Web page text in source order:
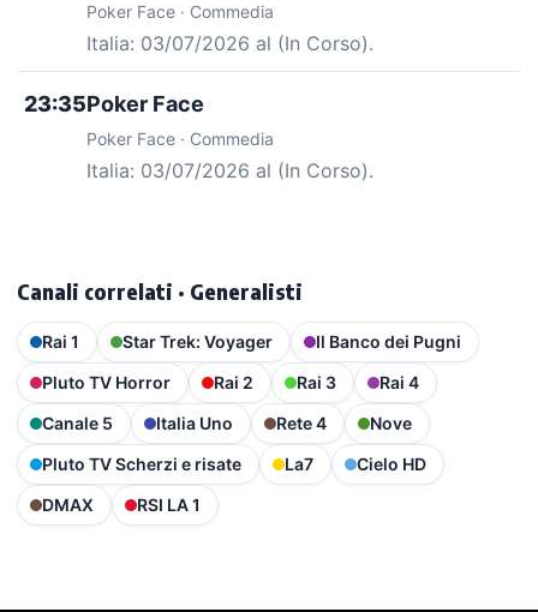
Poker Face · Commedia
Italia: 03/07/2026 al (In Corso).
23:35Poker Face
Poker Face · Commedia
Italia: 03/07/2026 al (In Corso).
Canali correlati · Generalisti
Rai 1 Star Trek: Voyager
Il Banco dei Pugni
Pluto TV Horror
Rai 2 Rai 3
Rai 4
Canale 5
Italia Uno Rete 4
Nove
Pluto TV Scherzi e risate
La7
Cielo HD
DMAX
RSI LA 1